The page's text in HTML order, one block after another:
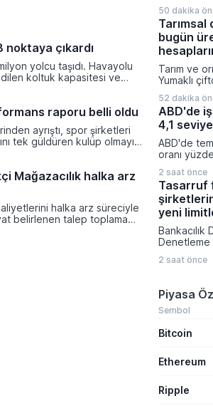
noktaya çıkardı
yolcu taşıdı. Havayolu
koltuk kapasitesi ve
raporu belli oldu
ayrıştı, spor şirketleri
tek güldüren kulüp olmayı
yüzde 17,2 oranında
Mağazacılık halka arz
halka arz süreciyle
belirlenen talep toplama
milyon 550 bin TL tutarında
Şişecam
boşalacak
tarihi
atanıyor.
50 dakika
bugün
Tarım ve
Yumaklı
tutarında
emeğini
sürdürülen
kalem
52 dakika
ABD'de
4,1
ABD'de
oranı
katılım
yana en
işsizlik
düşüşün
2 saat önce
Tasarruf
yeni
Bankacılık
Denetleme
alanlarını
bir karara
alındı.
2 saat önce
Piyasa
Sembol
Bitcoin
Ethereum
Ripple